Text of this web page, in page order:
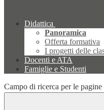
Didattica
Panoramica
Offerta formativa
I progetti delle
Docenti e ATA
Famiglie e Studenti
Campo di ricerca per le pagine